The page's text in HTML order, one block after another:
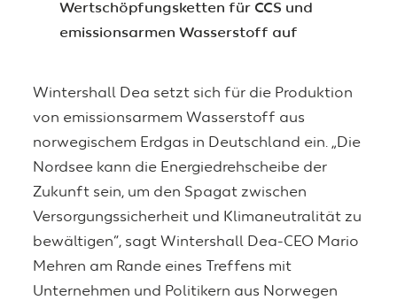
Wertschöpfungsketten für CCS und
emissionsarmen Wasserstoff auf
Wintershall Dea setzt sich für die Produktion
von emissionsarmem Wasserstoff aus
norwegischem Erdgas in Deutschland ein. „Die
Nordsee kann die Energiedrehscheibe der
Zukunft sein, um den Spagat zwischen
Versorgungssicherheit und Klimaneutralität zu
bewältigen“, sagt Wintershall Dea-CEO Mario
Mehren am Rande eines Treffens mit
Unternehmen und Politikern aus Norwegen